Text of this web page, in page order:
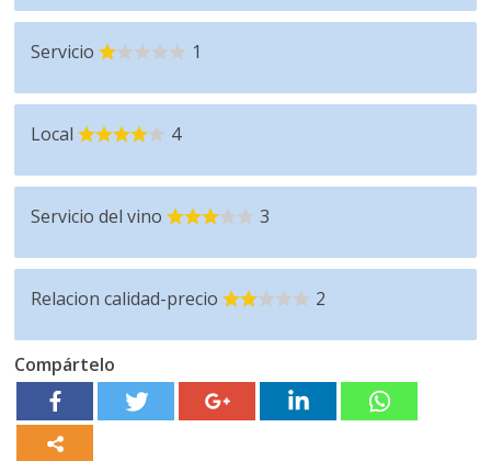
Servicio 1
Local 4
Servicio del vino 3
Relacion calidad-precio 2
Compártelo